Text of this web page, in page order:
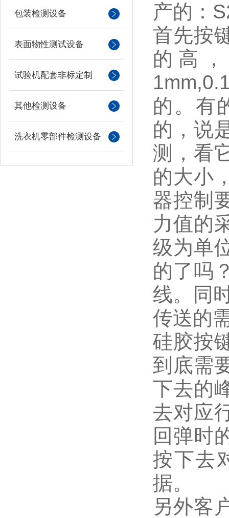
包装检测设备
表面物性测试设备
试验机配套非标定制
其他检测设备
洗衣机零部件检测设备
产的：
首先按
的高
的。有
的，说
测，看
的大小
器控制
力值的
级为单
的了吗
线。同
传送的
硅胶按
到底需
下去的
去对应
回弹时
按下去
据。
另外客